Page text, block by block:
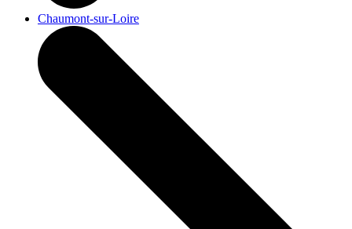
Chaumont-sur-Loire